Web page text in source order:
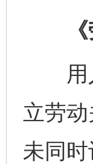
《劳
用人
立劳
未同